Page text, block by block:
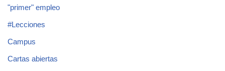
"primer" empleo
#Lecciones
Campus
Cartas abiertas